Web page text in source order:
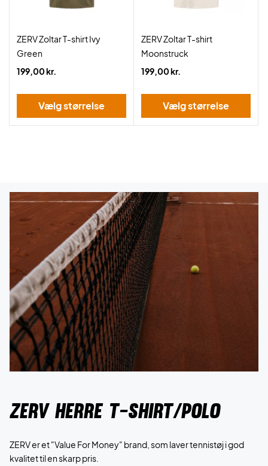
ZERV Zoltar T-shirt Ivy
Green
199,00 kr.
Vælg størrelse
ZERV Zoltar T-shirt
Moonstruck
199,00 kr.
Vælg størrelse
zerv herre t-shirt/polo
ZERV er et "Value For Money" brand, som laver tennistøj i god
kvalitet til en skarp pris.